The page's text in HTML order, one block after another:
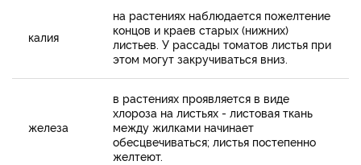
калия
на растениях наблюдается пожелтение
концов и краев старых (нижних)
листьев. У рассады томатов листья при
этом могут закручиваться вниз.
железа
в растениях проявляется в виде
хлороза на листьях - листовая ткань
между жилками начинает
обесцвечиваться; листья постепенно
желтеют.